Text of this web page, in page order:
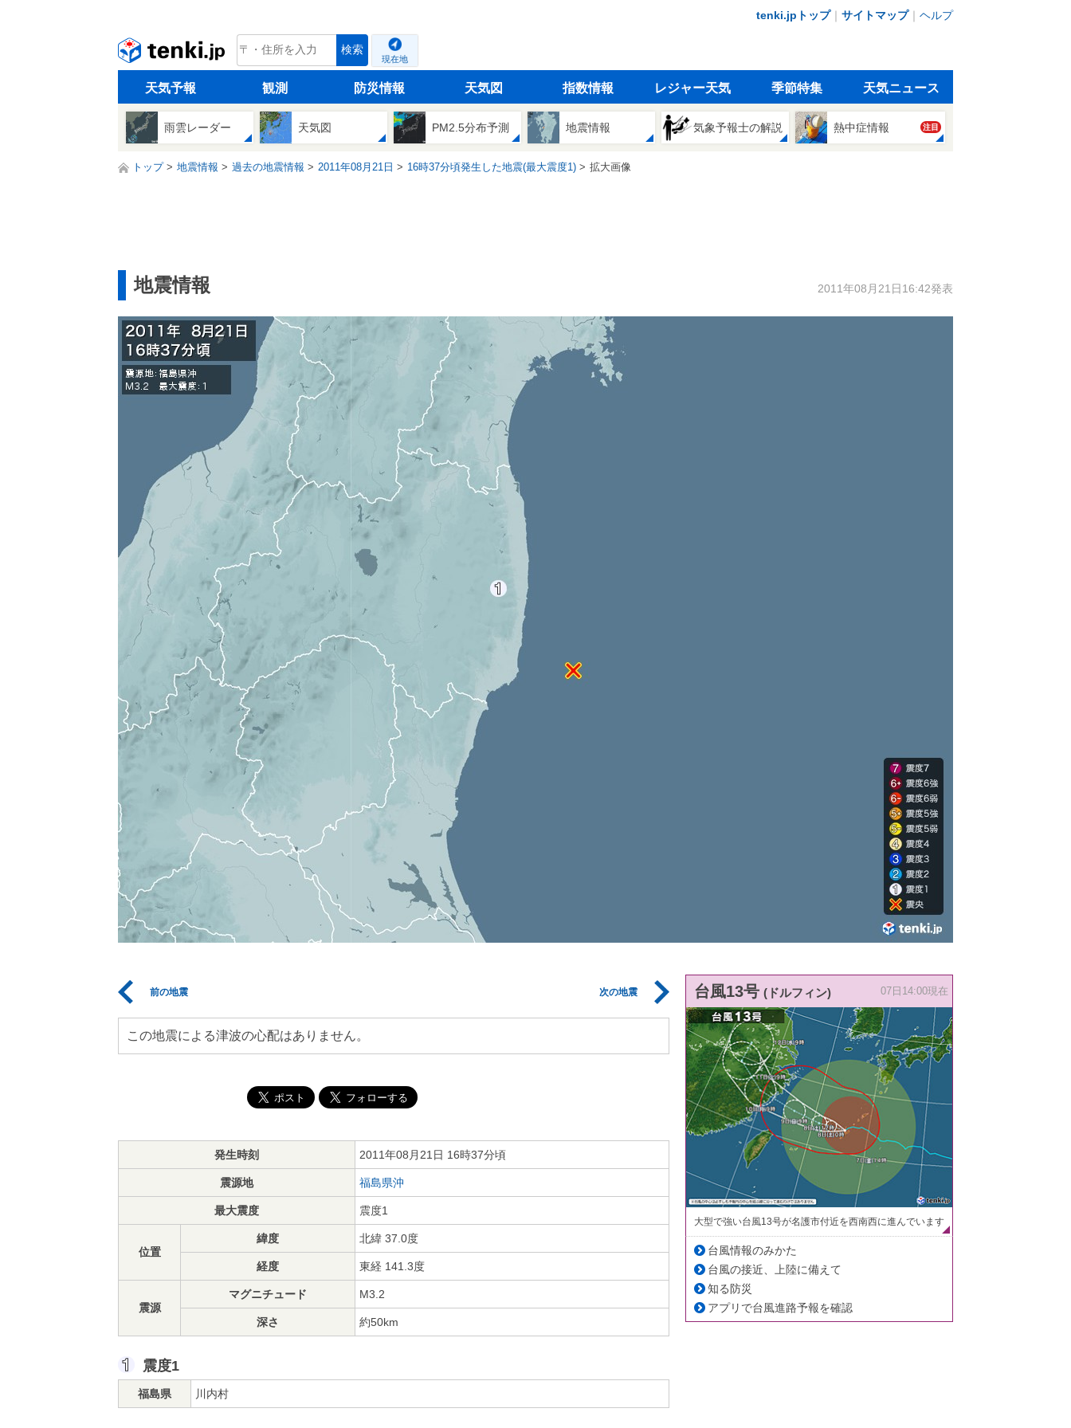
tenki.jpトップ｜ サイトマップ｜ ヘルプ
tenki.jp 検索
現在地
天気予報 観測 防災情報 天気図 指数情報 レジャー天気 季節特集 天気ニュース
雨雲レーダー 天気図 PM2.5分布予測 地震情報 気象予報士の解説 熱中症情報 注目
トップ 地震情報 過去の地震情報 2011年08月21日 16時37分頃発生した地震(最大震度1) 拡大画像
地震情報 2011年08月21日16:42発表
前の地震 次の地震
この地震による津波の心配はありません。
発生時刻 2011年08月21日 16時37分頃
震源地 福島県沖
最大震度 震度1
位置
緯度 北緯 37.0度
経度 東経 141.3度
震源
マグニチュード M3.2
深さ 約50km
震度1
福島県 川内村
台風13号 (ドルフィン) 07日14:00現在
大型で強い台風13号が名護市付近を西南西に進んでいます
台風情報のみかた
台風の接近、上陸に備えて
知る防災
アプリで台風進路予報を確認